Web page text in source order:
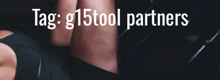
Tag:g15tool partners